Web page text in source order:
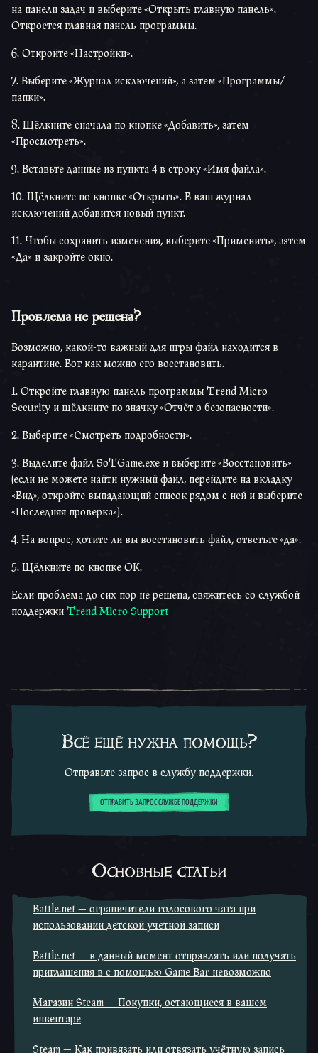
на панели задач и выберите «Открыть главную панель».
Откроется главная панель программы.
6. Откройте «Настройки».
7. Выберите «Журнал исключений», а затем «Программы/
папки».
8. Щёлкните сначала по кнопке «Добавить», затем
«Просмотреть».
9. Вставьте данные из пункта 4 в строку «Имя файла».
10. Щёлкните по кнопке «Открыть». В ваш журнал
исключений добавится новый пункт.
11. Чтобы сохранить изменения, выберите «Применить», затем
«Да» и закройте окно.
Проблема не решена?
Возможно, какой-то важный для игры файл находится в
карантине. Вот как можно его восстановить.
1. Откройте главную панель программы Trend Micro
Security и щёлкните по значку «Отчёт о безопасности».
2. Выберите «Смотреть подробности».
3. Выделите файл SoTGame.exe и выберите «Восстановить»
(если не можете найти нужный файл, перейдите на вкладку
«Вид», откройте выпадающий список рядом с ней и выберите
«Последняя проверка»).
4. На вопрос, хотите ли вы восстановить файл, ответьте «да».
5. Щёлкните по кнопке OK.
Если проблема до сих пор не решена, свяжитесь со службой
поддержки Trend Micro Support
Всё ещё нужна помощь?
Отправьте запрос в службу поддержки.
ОТПРАВИТЬ ЗАПРОС СЛУЖБЕ ПОДДЕРЖКИ
Основные статьи
Battle.net — ограничители голосового чата при
использовании детской учетной записи
Battle.net — в данный момент отправлять или получать
приглашения в с помощью Game Bar невозможно
Магазин Steam — Покупки, остающиеся в вашем
инвентаре
Steam — Как привязать или отвязать учётную запись